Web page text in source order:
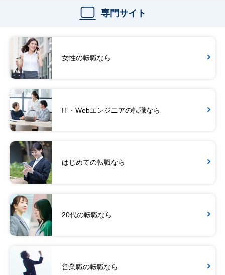
専門サイト
女性の転職なら
IT・Webエンジニアの転職なら
はじめての転職なら
20代の転職なら
営業職の転職なら